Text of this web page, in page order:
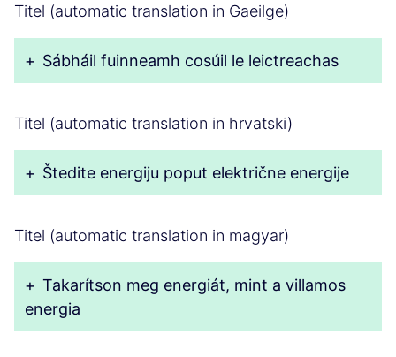
Titel (automatic translation in Gaeilge)
+ Sábháil fuinneamh cosúil le leictreachas
Titel (automatic translation in hrvatski)
+ Štedite energiju poput električne energije
Titel (automatic translation in magyar)
+ Takarítson meg energiát, mint a villamos
energia